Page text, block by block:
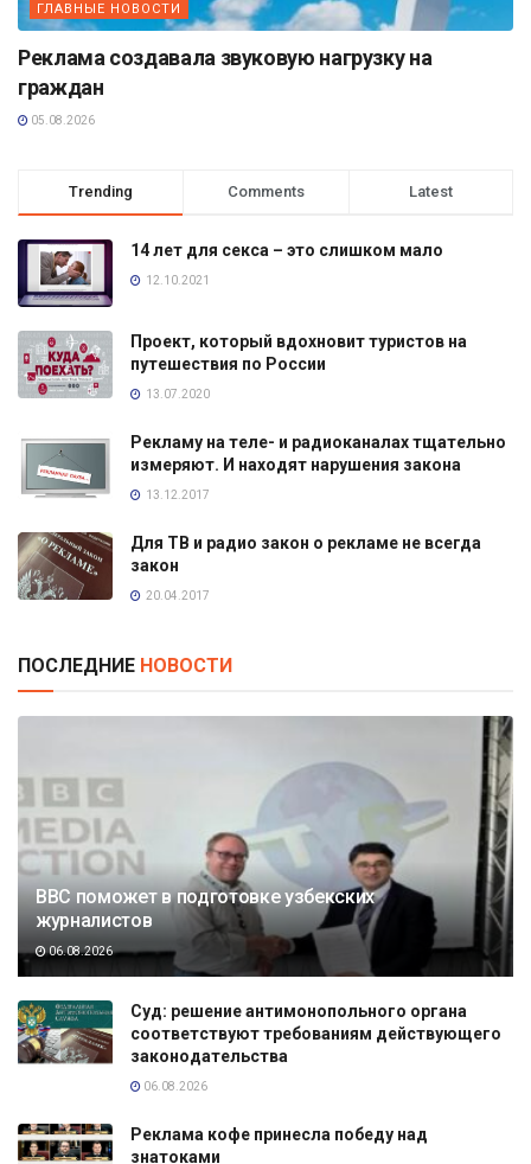
ГЛАВНЫЕ НОВОСТИ
Реклама создавала звуковую нагрузку на
граждан
05.08.2026
Trending Comments Latest
14 лет для секса – это слишком мало
12.10.2021
Проект, который вдохновит туристов на
путешествия по России
13.07.2020
Рекламу на теле- и радиоканалах тщательно
измеряют. И находят нарушения закона
13.12.2017
Для ТВ и радио закон о рекламе не всегда
закон
20.04.2017
ПОСЛЕДНИЕ НОВОСТИ
BBC поможет в подготовке узбекских
журналистов
06.08.2026
Суд: решение антимонопольного органа
соответствуют требованиям действующего
законодательства
06.08.2026
Реклама кофе принесла победу над
знатоками